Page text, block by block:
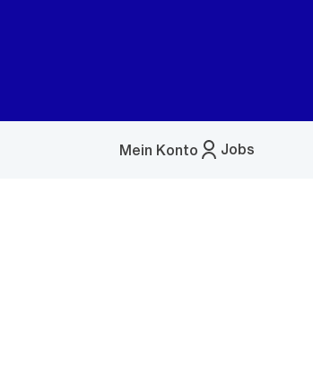
Jobs
Mein Konto
Menü